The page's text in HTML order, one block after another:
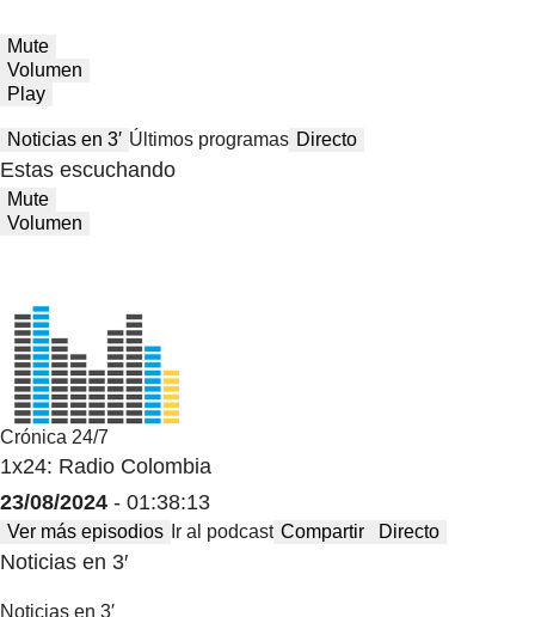
Mute
Volumen
Play
Noticias en 3′ Últimos programas Directo
Estas escuchando
Mute
Volumen
Crónica 24/7
1x24: Radio Colombia
23/08/2024 - 01:38:13
Ver más episodios Ir al podcast Compartir Directo
Noticias en 3′
Noticias en 3′